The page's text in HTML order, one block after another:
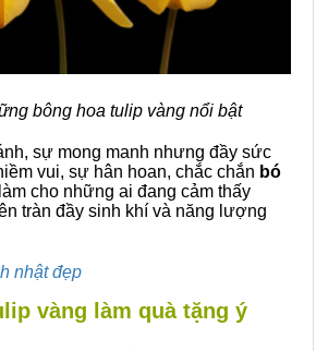
bông hoa tulip vàng nổi bật
sự mong manh nhưng đầy sức
vui, sự hân hoan, chắc chắn bó
cho những ai đang cảm thấy
tràn đầy sinh khí và năng lượng
nhật đẹp
vàng làm quà tặng ý